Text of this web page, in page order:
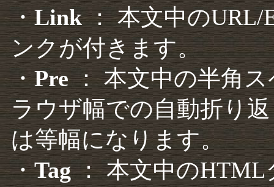
・Link： 本文中のURL/
ンクが付きます。
・Pre： 本文中の半角
ラウザ幅での自動折り
は等幅になります。
・Tag： 本文中のHTML